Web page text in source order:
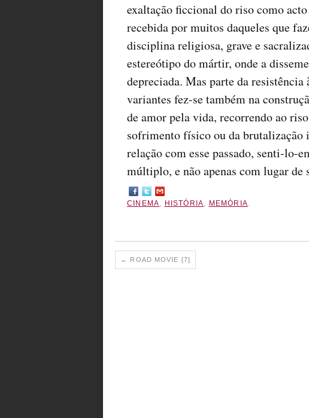
exaltação ficcional do riso como
recebida por muitos daqueles que
disciplina religiosa, grave e
estereótipo do mártir, onde a
depreciada. Mas parte da
variantes fez-se também na
de amor pela vida, recorrendo ao
sofrimento físico ou da brutalização
relação com esse passado, senti-lo-
múltiplo, e não apenas com lugar
CINEMA, HISTÓRIA, MEMÓRIA.
← ROAD MOVIE [7]